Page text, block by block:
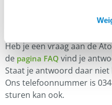
Heb je een vraag aan de
de pagina FAQ vind je
Staat je antwoord daar
Ons telefoonnummer is
sturen kan ook.